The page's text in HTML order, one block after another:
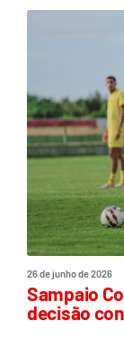
26 de junho de 2026
Sampaio
decisão